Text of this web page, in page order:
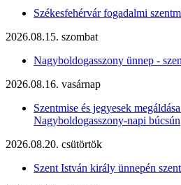
Székesfehérvár fogadalmi
2026.08.15. szombat
Nagyboldogasszony ünnep -
2026.08.16. vasárnap
Szentmise és jegyesek
Nagyboldogasszony-napi búcsún
2026.08.20. csütörtök
Szent István király ünnepén